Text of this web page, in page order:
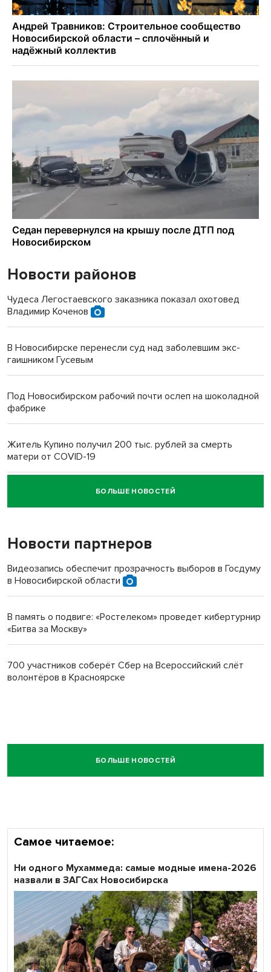
Новости районов
Чудеса Легостаевского заказника показал охотовед
Владимир Коченов
В Новосибирске перенесли суд над заболевшим экс-
гаишником Гусевым
Под Новосибирском рабочий почти ослеп на шоколадной
фабрике
Житель Купино получил 200 тыс. рублей за смерть
матери от COVID-19
Новосибирский суд наказал водителя за смерть
пенсионерки на вокзале
БОЛЬШЕ НОВОСТЕЙ
Новости партнеров
Видеозапись обеспечит прозрачность выборов в Госдуму
в Новосибирской области
В память о подвиге: «Ростелеком» проведет кибертурнир
«Битва за Москву»
700 участников соберёт Сбер на Всероссийский слёт
волонтёров в Красноярске
БОЛЬШЕ НОВОСТЕЙ
Самое читаемое:
Ни одного Мухаммеда: самые модные имена-2026
назвали в ЗАГСах Новосибирска